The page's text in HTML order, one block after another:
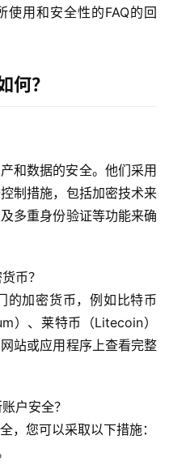
使用和安全性的FAQ的回
何？
和数据的安全。他们采用
制措施，包括加密技术来
多重身份验证等功能来确
币？
的加密货币，例如比特币
）、莱特币（Litecoin）
站或应用程序上查看完整
户安全？
，您可以采取以下措施：